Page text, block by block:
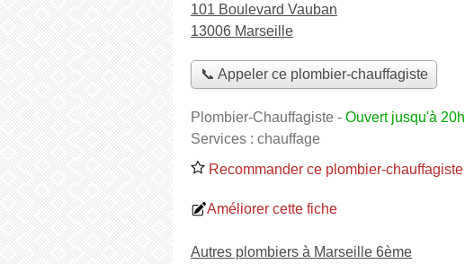
101 Boulevard Vauban
13006 Marseille
📞 Appeler ce plombier-chauffagiste
Plombier-Chauffagiste - Ouvert jusqu'à 20h
Services : chauffage
Recommander ce plombier-chauffagiste
Améliorer cette fiche
Autres plombiers à Marseille 6ème